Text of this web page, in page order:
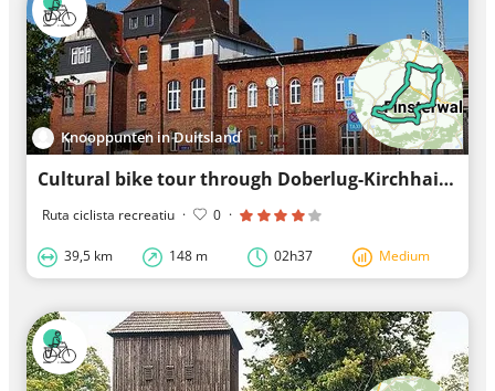
Knooppunten in Duitsland
Cultural bike tour through Doberlug-Kirchhain
Ruta ciclista recreatiu · 0 ·
39,5 km 148 m 02h37 Medium